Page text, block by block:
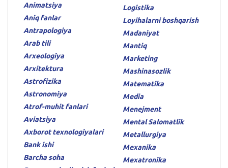
Animatsiya
Aniq fanlar
Antrapologiya
Arab tili
Arxeologiya
Arxitektura
Astrofizika
Astronomiya
Atrof-muhit fanlari
Aviatsiya
Axborot texnologiyalari
Bank ishi
Barcha soha
Logistika
Loyihalarni boshqarish
Madaniyat
Mantiq
Marketing
Mashinasozlik
Matematika
Media
Menejment
Mental Salomatlik
Metallurgiya
Mexanika
Mexatronika